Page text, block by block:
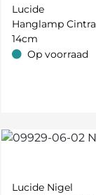
Lucide
Hanglamp Cintra
14cm
Transparant
Op voorraad
Op voorraad
Lucide Nigel